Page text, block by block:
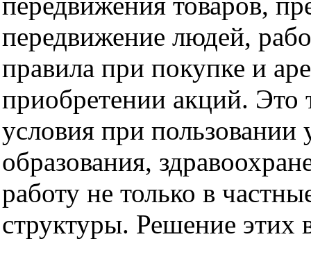
передвижение людей,
правила при покупке и
приобретении акций. Это
условия при пользовании
образования,
работу не только в
структуры. Решение этих